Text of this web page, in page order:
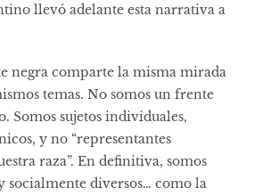
llevó adelante esta narrativa a
negra comparte la misma mirada
temas. No somos un frente
Somos sujetos individuales,
y no “representantes
raza”. En definitiva, somos
socialmente diversos… como la